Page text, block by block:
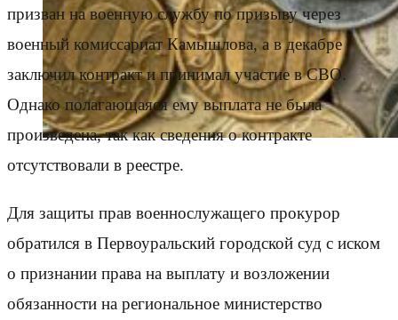
призван на военную службу по призыву через
военный комиссариат Камышлова, а в декабре
заключил контракт и принимал участие в СВО.
Однако полагающаяся ему выплата не была
произведена, так как сведения о контракте
отсутствовали в реестре.
Для защиты прав военнослужащего прокурор
обратился в Первоуральский городской суд с иском
о признании права на выплату и возложении
обязанности на региональное министерство